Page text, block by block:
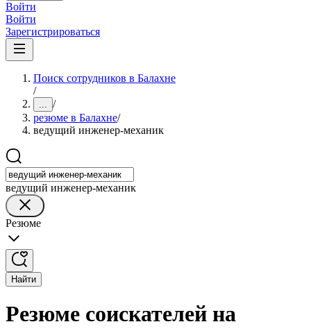
Войти
Войти
Зарегистрироваться
Поиск сотрудников в Балахне
/
... /
резюме в Балахне/
ведущий инженер-механик
ведущий инженер-механик
Резюме
Найти
Резюме соискателей на